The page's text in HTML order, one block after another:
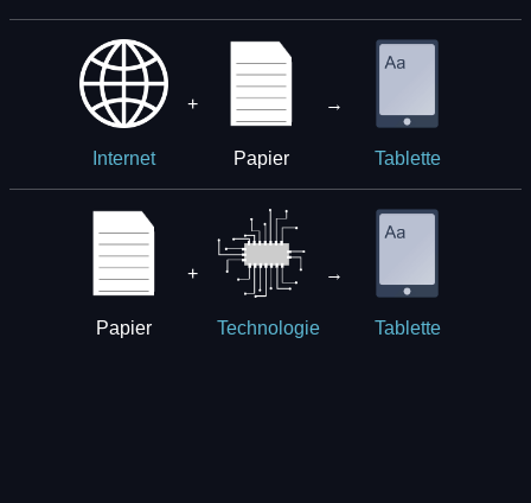
Internet
+
Papier
→
Tablette
Papier
+
Technologie
→
Tablette